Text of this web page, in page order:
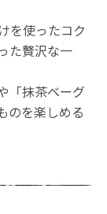
を使ったコク
た贅沢な一
「抹茶ベーグ
のを楽しめる